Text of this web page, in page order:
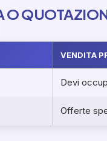
O
VENDITA
Devi
Offerte